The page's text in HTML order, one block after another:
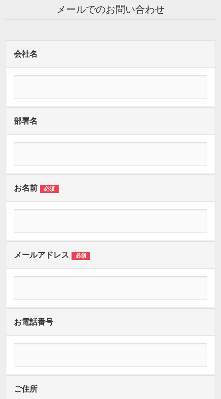
メールでのお問い合わせ
会社名
部署名
お名前 必須
メールアドレス 必須
お電話番号
ご住所